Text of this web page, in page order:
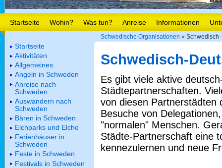
Startseite Wohin? Was tun? Anreise Informationen
Schwedische Organisationen »
Schwedisch-
Es gibt viele aktive
Städtepartnerschaften.
von diesen Partnerstädten
Besuche von
"normalen" Menschen.
Städte-Partnerschaft eine
kennezulernen und neue
Startseite
Aktivitäten
Allgemeines
Angeln in Schweden
Anreise nach
Schweden
Auswandern nach
Schweden
Bären in Schweden
Elchparks und Elche
Ferienhäuser in
Schweden
Feste in Schweden
Festivals in Schweden